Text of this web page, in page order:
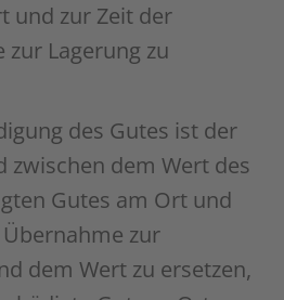
und zur Zeit der
zur Lagerung zu
des Gutes ist der
zwischen dem Wert des
Gutes am Ort und
zur
dem Wert zu ersetzen,